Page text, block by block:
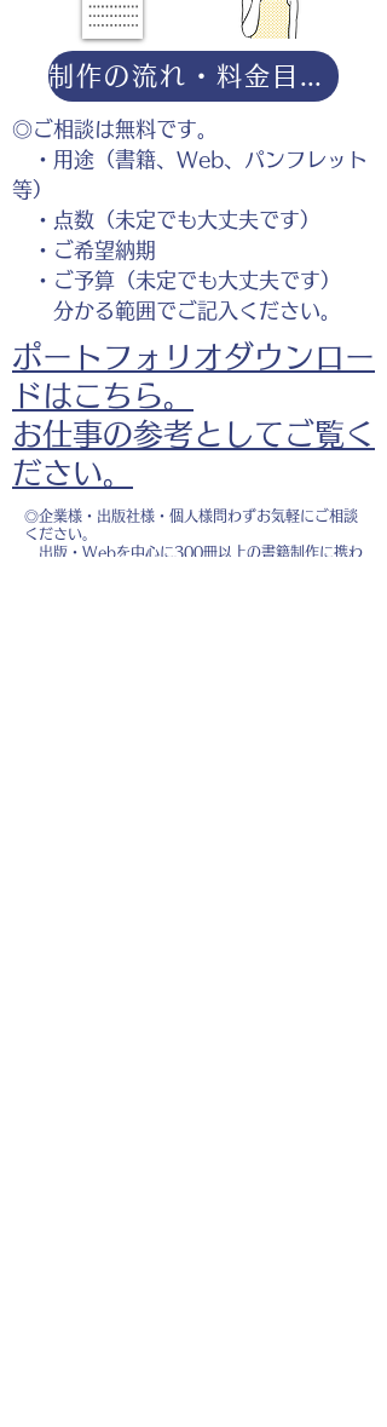
◎ご相談は無料です。
・用途（書籍、Web、パンフレット
等）
・点数（未定でも大丈夫です）
・ご希望納期
・ご予算（未定でも大丈夫です）
分かる範囲でご記入ください。
ポートフォリオダウンロー
ドはこちら。
お仕事の参考としてご覧く
ださい。
◎企業様・出版社様・個人様問わずお気軽にご相談
ください。
出版・Webを中心に300冊以上の書籍制作に携わ